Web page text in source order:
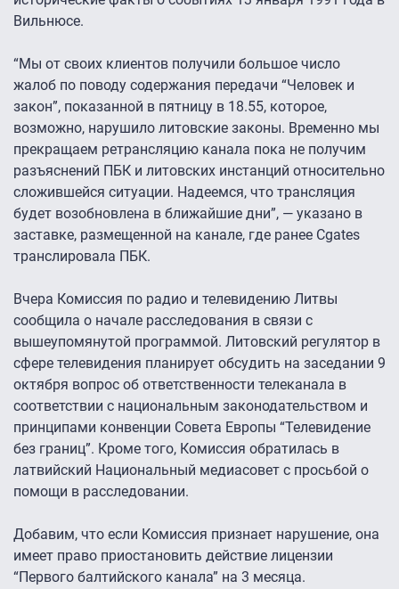
Вильнюсе.
“Мы от своих клиентов получили большое число
жалоб по поводу содержания передачи “Человек и
закон”, показанной в пятницу в 18.55, которое,
возможно, нарушило литовские законы. Временно мы
прекращаем ретрансляцию канала пока не получим
разъяснений ПБК и литовских инстанций относительно
сложившейся ситуации. Надеемся, что трансляция
будет возобновлена в ближайшие дни”, — указано в
заставке, размещенной на канале, где ранее Cgates
транслировала ПБК.
Вчера Комиссия по радио и телевидению Литвы
сообщила о начале расследования в связи с
вышеупомянутой программой. Литовский регулятор в
сфере телевидения планирует обсудить на заседании 9
октября вопрос об ответственности телеканала в
соответствии с национальным законодательством и
принципами конвенции Совета Европы “Телевидение
без границ”. Кроме того, Комиссия обратилась в
латвийский Национальный медиасовет с просьбой о
помощи в расследовании.
Добавим, что если Комиссия признает нарушение, она
имеет право приостановить действие лицензии
“Первого балтийского канала” на 3 месяца.